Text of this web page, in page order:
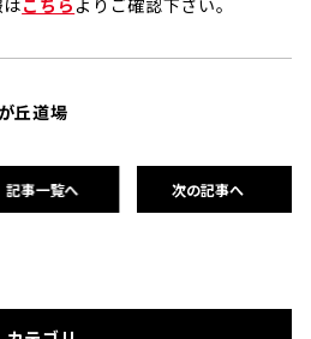
丘道場
記事一覧へ 次の記事へ